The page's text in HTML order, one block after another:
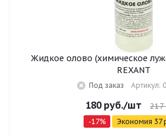
Жидкое олово (химическое лужение
REXANT
Под заказ Артикул:
180руб./шт 217
-17% Экономия 37